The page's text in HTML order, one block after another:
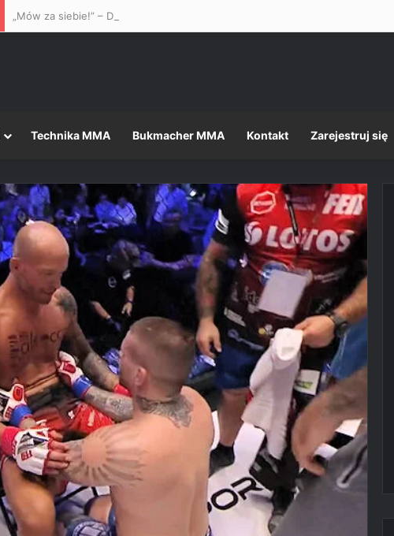
„Mów za siebie!” – Dustin Poirier stanął w obronie Mateusza Gamrota w
Technika MMA Bukmacher MMA Kontakt Zarejestruj się